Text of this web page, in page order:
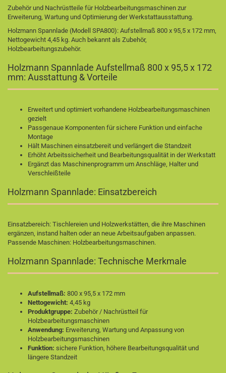
Zubehör und Nachrüstteile für Holzbearbeitungsmaschinen zur
Erweiterung, Wartung und Optimierung der Werkstattausstattung.
Holzmann Spannlade (Modell SPA800): Aufstellmaß 800 x 95,5 x 172 mm,
Nettogewicht 4,45 kg. Auch bekannt als Zubehör,
Holzbearbeitungszubehör.
Holzmann Spannlade Aufstellmaß 800 x 95,5 x 172
mm: Ausstattung & Vorteile
Erweitert und optimiert vorhandene Holzbearbeitungsmaschinen
gezielt
Passgenaue Komponenten für sichere Funktion und einfache
Montage
Hält Maschinen einsatzbereit und verlängert die Standzeit
Erhöht Arbeitssicherheit und Bearbeitungsqualität in der Werkstatt
Ergänzt das Maschinenprogramm um Anschläge, Halter und
Verschleißteile
Holzmann Spannlade: Einsatzbereich
Einsatzbereich: Tischlereien und Holzwerkstätten, die ihre Maschinen
ergänzen, instand halten oder an neue Arbeitsaufgaben anpassen.
Passende Maschinen: Holzbearbeitungsmaschinen.
Holzmann Spannlade: Technische Merkmale
Aufstellmaß: 800 x 95,5 x 172 mm
Nettogewicht: 4,45 kg
Produktgruppe: Zubehör / Nachrüstteil für
Holzbearbeitungsmaschinen
Anwendung: Erweiterung, Wartung und Anpassung von
Holzbearbeitungsmaschinen
Funktion: sichere Funktion, höhere Bearbeitungsqualität und
längere Standzeit